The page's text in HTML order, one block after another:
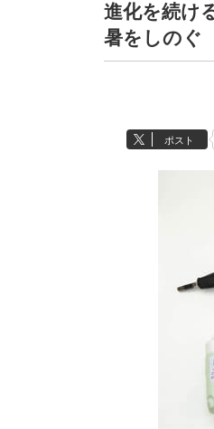
進化を続け
暑をしのぐ
ポスト